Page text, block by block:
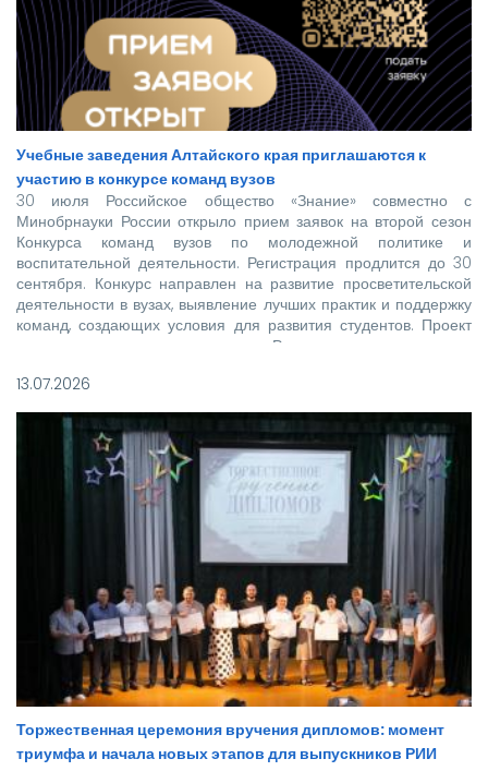
Учебные заведения Алтайского края приглашаются к
участию в конкурсе команд вузов
30 июля Российское общество «Знание» совместно с
Минобрнауки России открыло прием заявок на второй сезон
Конкурса команд вузов по молодежной политике и
воспитательной деятельности. Регистрация продлится до 30
сентября. Конкурс направлен на развитие просветительской
деятельности в вузах, выявление лучших практик и поддержку
команд, создающих условия для развития студентов. Проект
реализуется при поддержке Росмолодежи в рамках
13.07.2026
Торжественная церемония вручения дипломов: момент
триумфа и начала новых этапов для выпускников РИИ